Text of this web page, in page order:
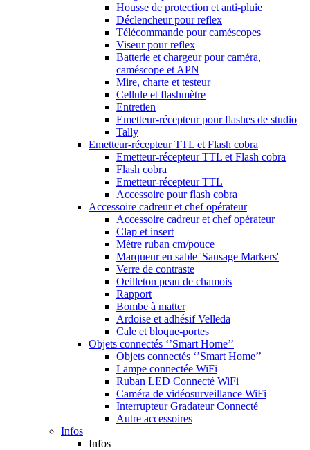
Housse de protection et anti-pluie
Déclencheur pour reflex
Télécommande pour caméscopes
Viseur pour reflex
Batterie et chargeur pour caméra,
caméscope et APN
Mire, charte et testeur
Cellule et flashmètre
Entretien
Emetteur-récepteur pour flashes de studio
Tally
Emetteur-récepteur TTL et Flash cobra
Emetteur-récepteur TTL et Flash cobra
Flash cobra
Emetteur-récepteur TTL
Accessoire pour flash cobra
Accessoire cadreur et chef opérateur
Accessoire cadreur et chef opérateur
Clap et insert
Mètre ruban cm/pouce
Marqueur en sable 'Sausage Markers'
Verre de contraste
Oeilleton peau de chamois
Rapport
Bombe à matter
Ardoise et adhésif Velleda
Cale et bloque-portes
Objets connectés ‘’Smart Home’’
Objets connectés ‘’Smart Home’’
Lampe connectée WiFi
Ruban LED Connecté WiFi
Caméra de vidéosurveillance WiFi
Interrupteur Gradateur Connecté
Autre accessoires
Infos
Infos